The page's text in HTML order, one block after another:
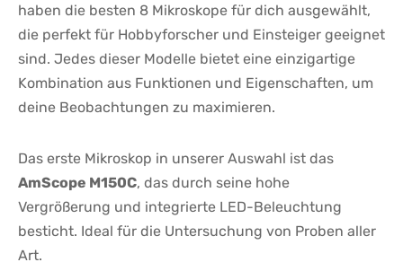
haben die besten 8 Mikroskope für dich ausgewählt,
die perfekt ‌für Hobbyforscher ‌und​ Einsteiger geeignet⁣
sind.‌ Jedes dieser Modelle bietet eine einzigartige
Kombination‌ aus ‌Funktionen und Eigenschaften, um
deine‍ Beobachtungen zu‌ maximieren.
Das⁣ erste ⁢Mikroskop in unserer Auswahl ist das
AmScope M150C, das durch⁣ seine ⁢hohe
Vergrößerung ‍und integrierte LED-Beleuchtung
⁣besticht. ‌Ideal für‍ die Untersuchung von‍ Proben ​aller
⁤Art.